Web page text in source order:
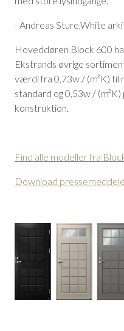
- Andreas Sture,White
Hoveddøren Block 600
Ekstrands øvrige
værdi fra 0,73w / (m²K) til
standard og 0,53w /
konstruktion.
Find alle modeller fra
Download